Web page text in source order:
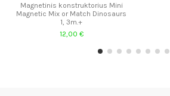
Magnetinis konstruktorius Mini
Magnetic Mix or Match Dinosaurs
1, 3m.+
12,00 €